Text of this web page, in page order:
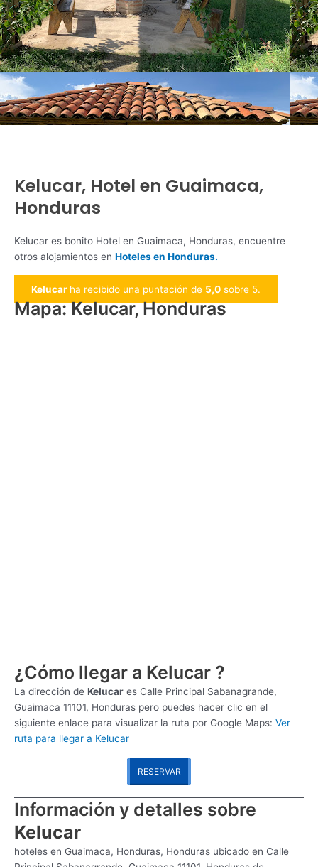
Kelucar, Hotel en Guaimaca,
Honduras
Kelucar es bonito Hotel en Guaimaca, Honduras, encuentre
otros alojamientos en Hoteles en Honduras.
Kelucar ha recibido una puntación de 5,0 sobre 5.
Mapa: Kelucar, Honduras
¿Cómo llegar a Kelucar ?
La dirección de Kelucar es Calle Principal Sabanagrande,
Guaimaca 11101, Honduras pero puedes hacer clic en el
siguiente enlace para visualizar la ruta por Google Maps: Ver
ruta para llegar a Kelucar
RESERVAR
Información y detalles sobre
Kelucar
hoteles en Guaimaca, Honduras, Honduras ubicado en Calle